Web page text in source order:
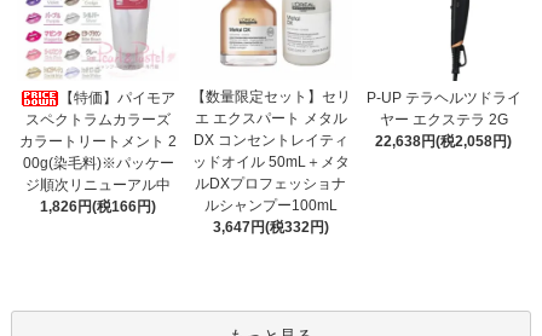
【特価】パイモア
スペクトラムカラーズ
カラートリートメント 2
00g(染毛料)※パッケー
ジ順次リニューアル中
1,826円(税166円)
【数量限定セット】セリ
エ エクスパート メタル
DX コンセントレイティ
ッドオイル 50mL＋メタ
ルDXプロフェッショナ
ルシャンプー100mL
3,647円(税332円)
P-UP テラヘルツドライ
ヤー エクステラ 2G
22,638円(税2,058円)